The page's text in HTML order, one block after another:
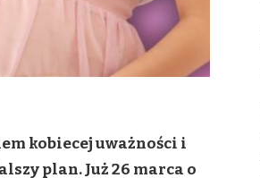
kobiecej uważności i
plan. Już 26 marca o